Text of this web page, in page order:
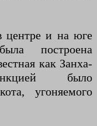
центре и на юге
построена
как Занха-
было
угоняемого